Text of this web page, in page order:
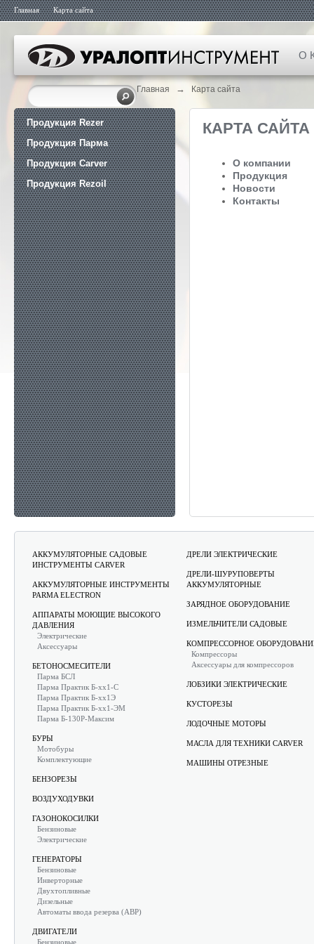
Главная Карта сайта
О
Главная → Карта сайта
Продукция Rezer
Продукция Парма
Продукция Carver
Продукция Rezoil
КАРТА САЙТА
О компании
Продукция
Новости
Контакты
АККУМУЛЯТОРНЫЕ САДОВЫЕ
ИНСТРУМЕНТЫ CARVER
АККУМУЛЯТОРНЫЕ ИНСТРУМЕНТЫ
PARMA ELECTRON
АППАРАТЫ МОЮЩИЕ ВЫСОКОГО
ДАВЛЕНИЯ
Электрические
Аксессуары
БЕТОНОСМЕСИТЕЛИ
Парма БСЛ
Парма Практик Б-хх1-С
Парма Практик Б-хх1Э
Парма Практик Б-хх1-ЭМ
Парма Б-130Р-Максим
БУРЫ
Мотобуры
Комплектующие
БЕНЗОРЕЗЫ
ВОЗДУХОДУВКИ
ГАЗОНОКОСИЛКИ
Бензиновые
Электрические
ГЕНЕРАТОРЫ
Бензиновые
Инверторные
Двухтопливные
Дизельные
Автоматы ввода резерва (АВР)
ДВИГАТЕЛИ
Бензиновые
ДРЕЛИ ЭЛЕКТРИЧЕСКИЕ
ДРЕЛИ-ШУРУПОВЕРТЫ
АККУМУЛЯТОРНЫЕ
ЗАРЯДНОЕ ОБОРУДОВАНИЕ
ИЗМЕЛЬЧИТЕЛИ САДОВЫЕ
КОМПРЕССОРНОЕ
Компрессоры
Аксессуары для компрессоров
ЛОБЗИКИ ЭЛЕКТРИЧЕСКИЕ
КУСТОРЕЗЫ
ЛОДОЧНЫЕ МОТОРЫ
МАСЛА ДЛЯ ТЕХНИКИ CARVER
МАШИНЫ ОТРЕЗНЫЕ